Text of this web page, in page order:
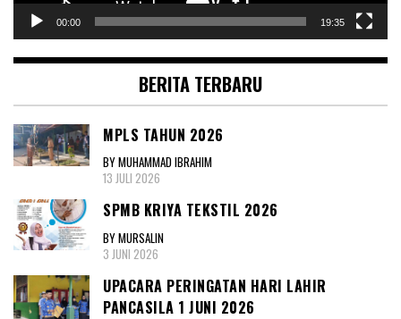
00:00 19:35
BERITA TERBARU
MPLS TAHUN 2026
BY MUHAMMAD IBRAHIM
13 JULI 2026
SPMB KRIYA TEKSTIL 2026
BY MURSALIN
3 JUNI 2026
UPACARA PERINGATAN HARI LAHIR
PANCASILA 1 JUNI 2026